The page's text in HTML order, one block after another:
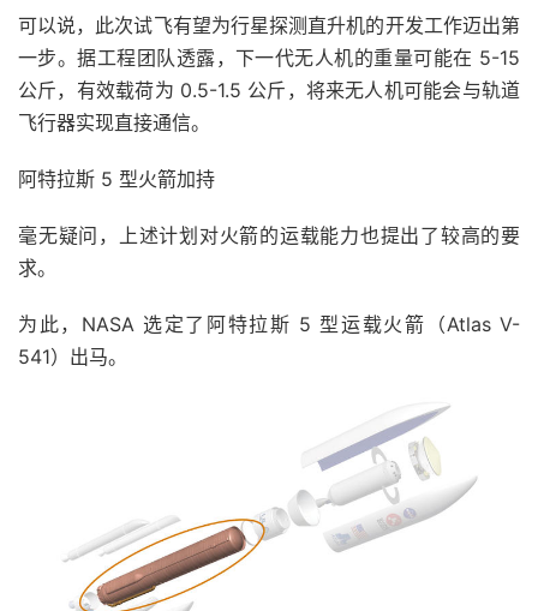
可以说，此次试飞有望为行星探测直升机的开发工作迈出第
一步。据工程团队透露，下一代无人机的重量可能在 5-15
公斤，有效载荷为 0.5-1.5 公斤，将来无人机可能会与轨道
飞行器实现直接通信。
阿特拉斯 5 型火箭加持
毫无疑问，上述计划对火箭的运载能力也提出了较高的要
求。
为此，NASA 选定了阿特拉斯 5 型运载火箭（Atlas V-
541）出马。